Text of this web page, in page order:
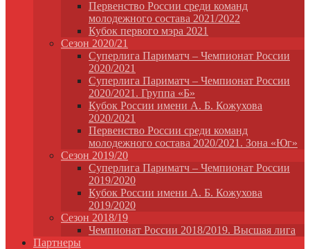
Первенство России среди команд
молодежного состава 2021/2022
Кубок первого мэра 2021
Сезон 2020/21
Суперлига Париматч – Чемпионат России
2020/2021
Суперлига Париматч – Чемпионат России
2020/2021. Группа «Б»
Кубок России имени А. Б. Кожухова
2020/2021
Первенство России среди команд
молодежного состава 2020/2021. Зона «Юг»
Сезон 2019/20
Суперлига Париматч – Чемпионат России
2019/2020
Кубок России имени А. Б. Кожухова
2019/2020
Сезон 2018/19
Чемпионат России 2018/2019. Высшая лига
Партнеры